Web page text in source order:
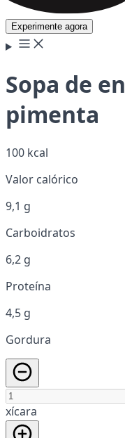
Experimente agora
Sopa de
pimenta
100 kcal
Valor calórico
9,1 g
Carboidratos
6,2 g
Proteína
4,5 g
Gordura
xícara